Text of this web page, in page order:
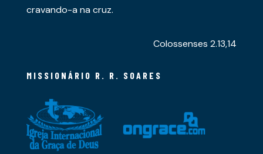
cravando-a na cruz.
Colossenses 2.13,14
MISSIONÁRIO R. R. SOARES